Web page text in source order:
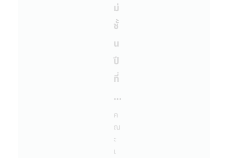
ม่
ชั้
น
ปี
ที่
…
ค
ณ
ะ
เ